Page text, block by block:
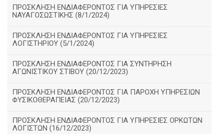
ΠΡΟΣΚΛΗΣΗ ΕΝΔΙΑΦΕΡΟΝΤΟΣ ΓΙΑ ΥΠΗΡΕΣΙΕΣ
ΝΑΥΑΓΟΣΩΣΤΙΚΗΣ (8/1/2024)
ΠΡΟΣΚΛΗΣΗ ΕΝΔΙΑΦΕΡΟΝΤΟΣ ΓΙΑ ΥΠΗΡΕΣΙΕΣ
ΛΟΓΙΣΤΗΡΙΟΥ (5/1/2024)
ΠΡΟΣΚΛΗΣΗ ΕΝΔΙΑΦΕΡΟΝΤΟΣ ΓΙΑ ΣΥΝΤΗΡΗΣΗ
ΑΓΩΝΙΣΤΙΚΟΥ ΣΤΙΒΟΥ (20/12/2023)
ΠΡΟΣΚΛΗΣΗ ΕΝΔΙΑΦΕΡΟΝΤΟΣ ΓΙΑ ΠΑΡΟΧΗ ΥΠΗΡΕΣΙΩΝ
ΦΥΣΙΚΟΘΕΡΑΠΕΙΑΣ (20/12/2023)
ΠΡΟΣΚΛΗΣΗ ΕΝΔΙΑΦΕΡΟΝΤΟΣ ΓΙΑ ΥΠΗΡΕΣΙΕΣ ΟΡΚΩΤΩΝ
ΛΟΓΙΣΤΩΝ (16/12/2023)